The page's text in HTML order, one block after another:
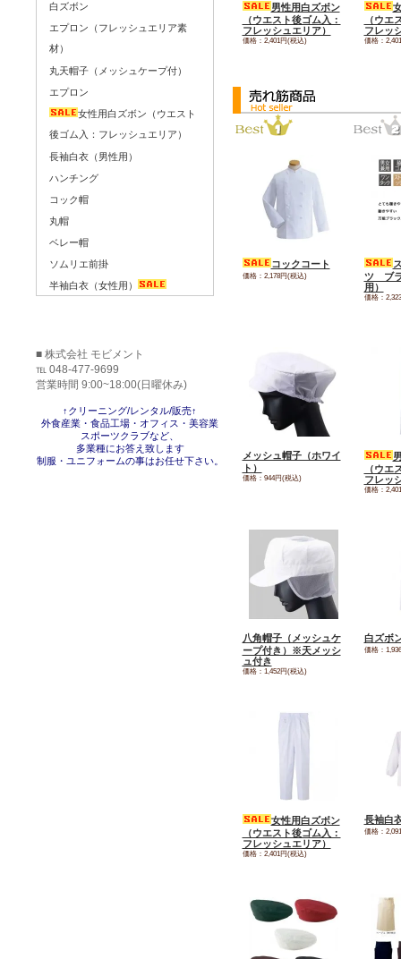
男性用白ズボン
（ウエスト後ゴム入：
フレッシュエリア）
価格：2,401円(税込)
（ウエ
フレッ
価格：
コックコート
価格：2,178円(税込)
ツ ブラ
用）
価格：
メッシュ帽子（ホワイ
ト）
価格：944円(税込)
（ウエ
フレッ
価格：
八角帽子（メッシュケ
ープ付き）※天メッシ
ュ付き
価格：1,452円(税込)
白ズボ
価格：
女性用白ズボン
（ウエスト後ゴム入：
フレッシュエリア）
価格：2,401円(税込)
長袖白
価格：
白ズボン
エプロン（フレッシュエリア素
材）
丸天帽子（メッシュケープ付）
エプロン
女性用白ズボン（ウエスト
後ゴム入：フレッシュエリア）
長袖白衣（男性用）
ハンチング
コック帽
丸帽
ベレー帽
ソムリエ前掛
半袖白衣（女性用）
■ 株式会社 モビメント
℡ 048-477-9699
営業時間 9:00~18:00(日曜休み)
↑クリーニング/レンタル/販売↑
外食産業・食品工場・オフィス・美容業
スポーツクラブなど、
多業種にお答え致します
制服・ユニフォームの事はお任せ下さい。